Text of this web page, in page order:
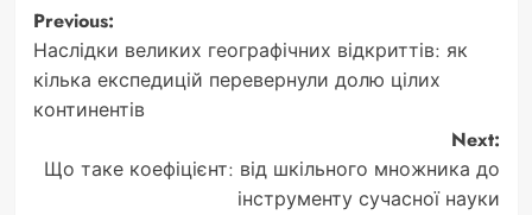
Post
navigation
Previous:
Наслідки великих географічних відкриттів: як
кілька експедицій перевернули долю цілих
континентів
Next:
Що таке коефіцієнт: від шкільного множника до
інструменту сучасної науки